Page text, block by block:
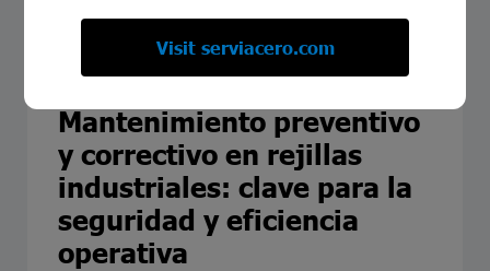
Mantenimiento preventivo
y correctivo en rejillas
industriales: clave para la
seguridad y eficiencia
operativa
Visit serviacero.com